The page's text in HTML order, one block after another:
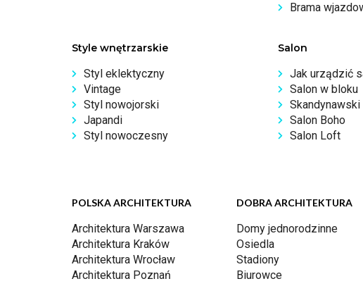
Brama
Style wnętrzarskie
Styl eklektyczny
Vintage
Styl nowojorski
Japandi
Styl nowoczesny
Salon
Jak urządzić
Salon w bloku
Skandynawski
Salon Boho
Salon Loft
POLSKA ARCHITEKTURA
Architektura Warszawa
Architektura Kraków
Architektura Wrocław
Architektura Poznań
DOBRA ARCHITEKTURA
Domy jednorodzinne
Osiedla
Stadiony
Biurowce